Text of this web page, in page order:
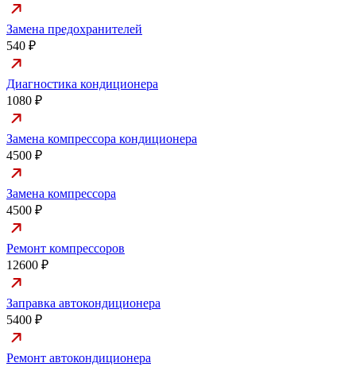
Замена предохранителей
540 ₽
Диагностика кондиционера
1080 ₽
Замена компрессора кондиционера
4500 ₽
Замена компрессора
4500 ₽
Ремонт компрессоров
12600 ₽
Заправка автокондиционера
5400 ₽
Ремонт автокондиционера